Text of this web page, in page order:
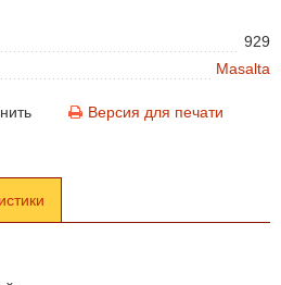
929
Masalta
Версия для печати